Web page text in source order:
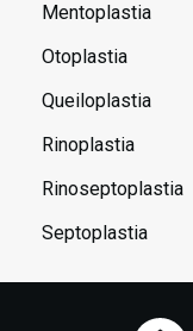
Mentoplastia
Otoplastia
Queiloplastia
Rinoplastia
Rinoseptoplastia
Septoplastia